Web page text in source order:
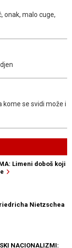
onak, malo cuge,
kome se svidi može i
Limeni doboš koji
Nietzschea
NACIONALIZMI: